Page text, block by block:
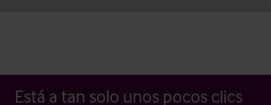
Está a tan solo unos pocos clics